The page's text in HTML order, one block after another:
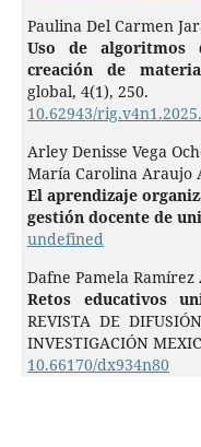
Paulina Del Carmen
Uso de
creación de
global, 4(1), 250.
10.62943/
Arley Denisse Vega
María Carolina Araujo
El aprendizaje
gestión docente de
undefined
Dafne Pamela
Retos educativos
REVISTA DE
INVESTIGACIÓN
10.66170/dx934n80